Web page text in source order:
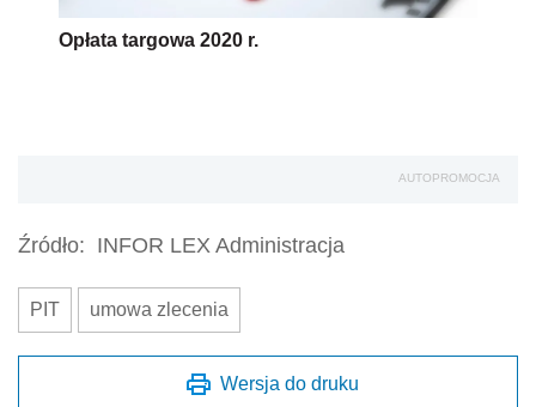
Opłata targowa 2020 r.
AUTOPROMOCJA
Źródło: INFOR LEX Administracja
PIT umowa zlecenia
Wersja do druku